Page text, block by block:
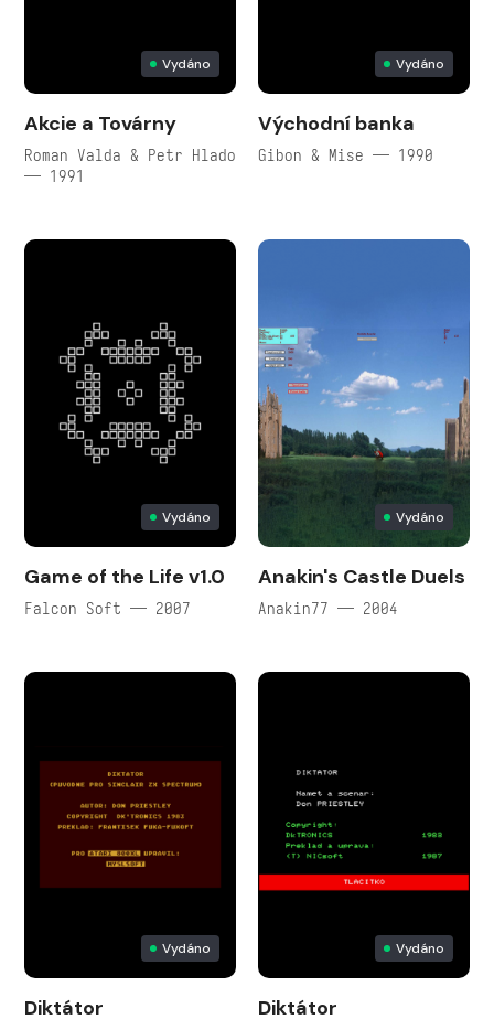
Vydáno
Akcie a Továrny
Roman Valda & Petr Hlado
— 1991
Vydáno
Východní banka
Gibon & Mise — 1990
Vydáno
Game of the Life v1.0
Falcon Soft — 2007
Vydáno
Anakin's Castle Duels
Anakin77 — 2004
Vydáno
Diktátor
Vydáno
Diktátor